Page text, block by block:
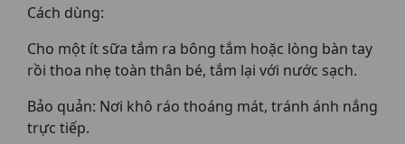
Cách dùng:
Cho một ít sữa tắm ra bông tắm hoặc lòng bàn tay
rồi thoa nhẹ toàn thân bé, tắm lại với nước sạch.
Bảo quản: Nơi khô ráo thoáng mát, tránh ánh nắng
trực tiếp.